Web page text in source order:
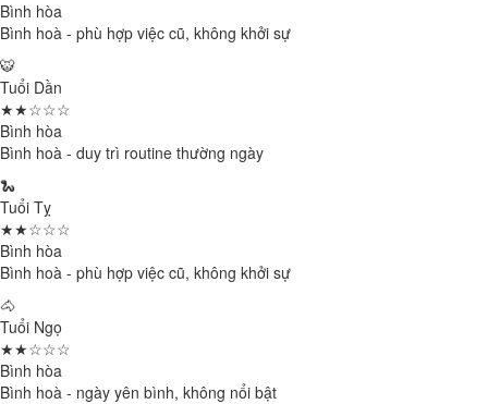
Bình hòa
Bình hoà - phù hợp việc cũ, không khởi sự
🐯
Tuổi Dần
★★☆☆☆
Bình hòa
Bình hoà - duy trì routine thường ngày
🐍
Tuổi Tỵ
★★☆☆☆
Bình hòa
Bình hoà - phù hợp việc cũ, không khởi sự
🐴
Tuổi Ngọ
★★☆☆☆
Bình hòa
Bình hoà - ngày yên bình, không nổi bật